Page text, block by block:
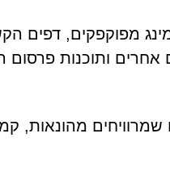
מפוקפקים, דפים
ותוכנות פרסום
מהונאות,